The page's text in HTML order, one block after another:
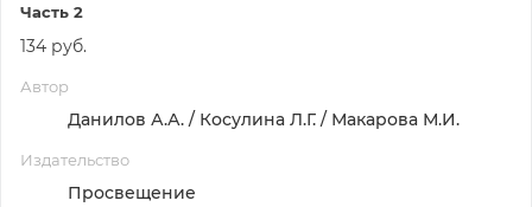
Часть 2
134 руб.
Автор
Данилов А.А. / Косулина Л.Г. / Макарова М.И.
Издательство
Просвещение